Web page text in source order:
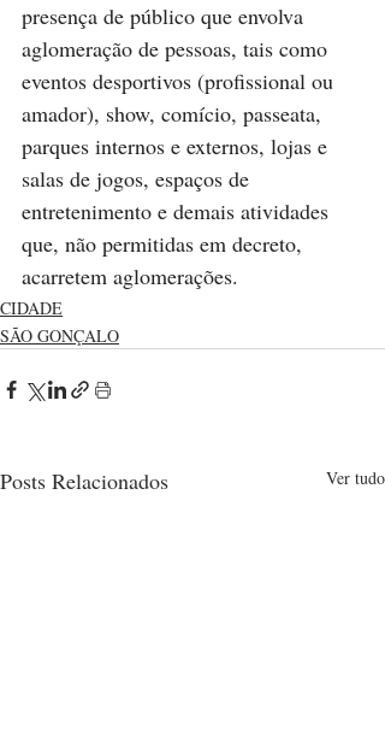
presença de público que envolva
aglomeração de pessoas, tais como
eventos desportivos (profissional ou
amador), show, comício, passeata,
parques internos e externos, lojas e
salas de jogos, espaços de
entretenimento e demais atividades
que, não permitidas em decreto,
acarretem aglomerações.
CIDADE
SÃO GONÇALO
Posts Relacionados Ver tudo